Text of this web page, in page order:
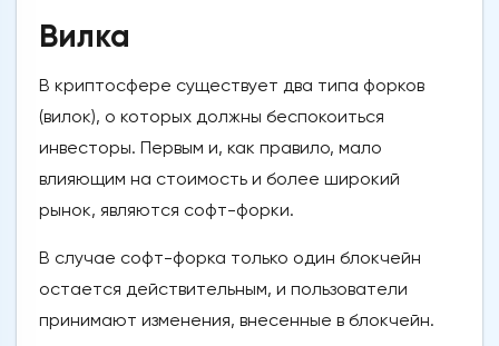
Вилка
В криптосфере существует два типа форков
(вилок), о которых должны беспокоиться
инвесторы. Первым и, как правило, мало
влияющим на стоимость и более широкий
рынок, являются софт-форки.
В случае софт-форка только один блокчейн
остается действительным, и пользователи
принимают изменения, внесенные в блокчейн.